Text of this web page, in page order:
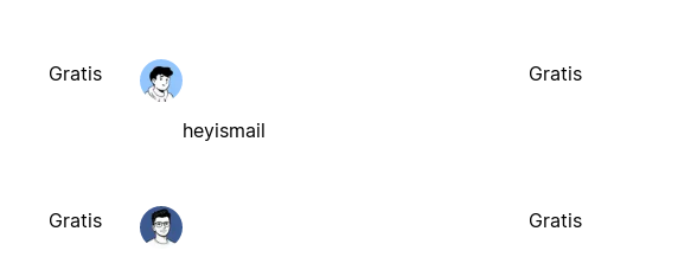
Gratis
heyismail
Gratis
Gratis Gratis